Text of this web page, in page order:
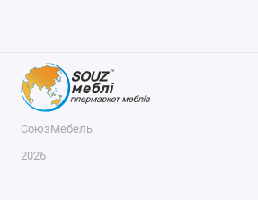
СоюзМебель
2026